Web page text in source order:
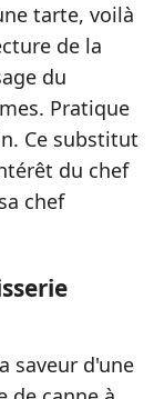
tarte, voilà
de la
du
Pratique
Ce substitut
du chef
chef
saveur d'une